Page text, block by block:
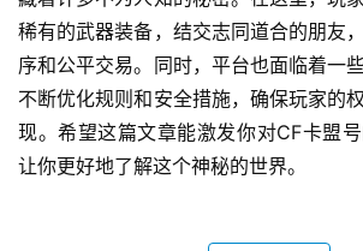
稀有的武器装备，结交志同道合的朋友
序和公平交易。同时，平台也面临着一
不断优化规则和安全措施，确保玩家的
现。希望这篇文章能激发你对CF卡盟号
让你更好地了解这个神秘的世界。